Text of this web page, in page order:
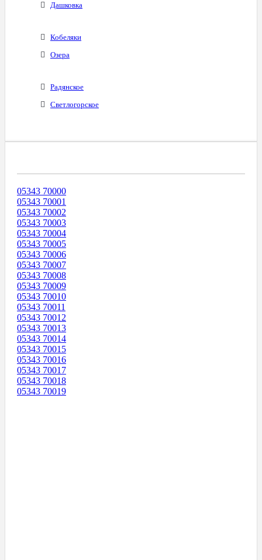
Дашковка
Кобеляки
Озера
Радянское
Светлогорское
05343 70000
05343 70001
05343 70002
05343 70003
05343 70004
05343 70005
05343 70006
05343 70007
05343 70008
05343 70009
05343 70010
05343 70011
05343 70012
05343 70013
05343 70014
05343 70015
05343 70016
05343 70017
05343 70018
05343 70019